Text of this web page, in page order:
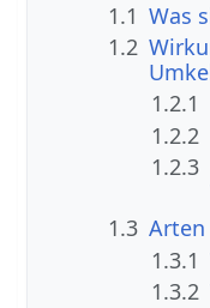
1.1 Was
1.2
1.2.1
1.2.2
1.2.3
1.3
1.3.1
1.3.2